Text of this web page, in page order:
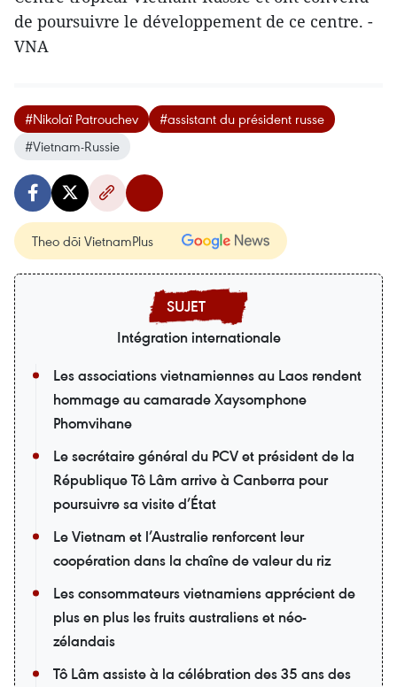
de poursuivre le développement de ce centre. -
VNA
#Nikolaï Patrouchev
#assistant du président russe
#Vietnam-Russie
Theo dõi VietnamPlus
Intégration internationale
Les associations vietnamiennes au Laos rendent
hommage au camarade Xaysomphone
Phomvihane
Le secrétaire général du PCV et président de la
République Tô Lâm arrive à Canberra pour
poursuivre sa visite d’État
Le Vietnam et l’Australie renforcent leur
coopération dans la chaîne de valeur du riz
Les consommateurs vietnamiens apprécient de
plus en plus les fruits australiens et néo-
zélandais
Tô Lâm assiste à la célébration des 35 ans des